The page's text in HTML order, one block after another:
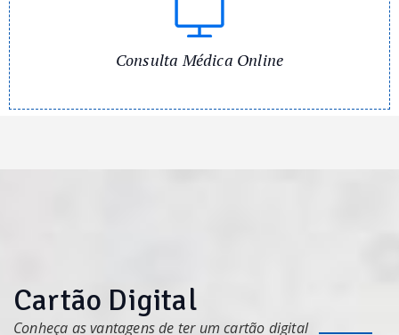
Consulta Médica Online
Cartão Digital
Conheça as vantagens de ter um cartão digital